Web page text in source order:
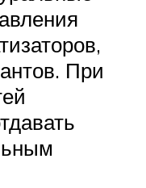
При